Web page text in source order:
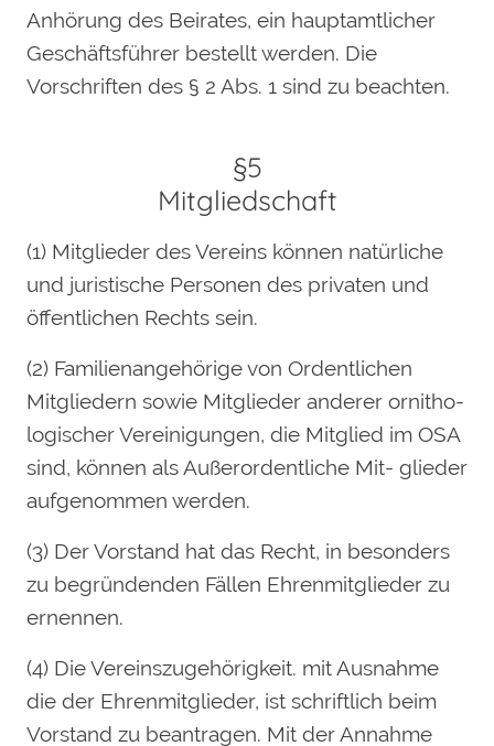
Anhörung des Beirates, ein hauptamtlicher
Geschäftsführer bestellt werden. Die
Vorschriften des § 2 Abs. 1 sind zu beachten.
§5
Mitgliedschaft
(1) Mitglieder des Vereins können natürliche
und juristische Personen des privaten und
öffentlichen Rechts sein.
(2) Familienangehörige von Ordentlichen
Mitgliedern sowie Mitglieder anderer ornitho-
logischer Vereinigungen, die Mitglied im OSA
sind, können als Außerordentliche Mit- glieder
aufgenommen werden.
(3) Der Vorstand hat das Recht, in besonders
zu begründenden Fällen Ehrenmitglieder zu
ernennen.
(4) Die Vereinszugehörigkeit. mit Ausnahme
die der Ehrenmitglieder, ist schriftlich beim
Vorstand zu beantragen. Mit der Annahme